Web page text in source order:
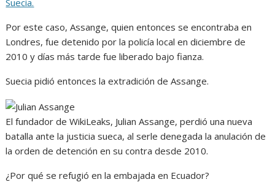
Suecia.
Por este caso, Assange, quien entonces se encontraba en
Londres, fue detenido por la policía local en diciembre de
2010 y días más tarde fue liberado bajo fianza.
Suecia pidió entonces la extradición de Assange.
El fundador de WikiLeaks, Julian Assange, perdió una nueva
batalla ante la justicia sueca, al serle denegada la anulación de
la orden de detención en su contra desde 2010.
¿Por qué se refugió en la embajada en Ecuador?